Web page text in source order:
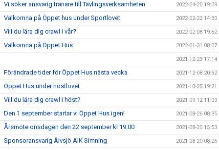
Vi söker ansvarig tränare till Tävlingsverksamheten 2022-04-20 19:09
Välkomna på Öppet hus under Sportlovet 2022-02-22 14:30
Vill du lära dig crawl i vår? 2022-02-08 19:52
Välkomna på Öppet Hus 2022-01-31 08:07
2021-12-23 17:14
Förändrade tider för Öppet Hus nästa vecka 2021-12-08 20:52
Öppet Hus under höstlovet 2021-10-25 19:21
Vill du lära dig crawl i höst? 2021-09-12 11:09
Den 1 september startar vi Öppet Hus igen! 2021-08-26 08:35
Årsmöte onsdagen den 22 september kl 19.00 2021-08-20 15:53
Sponsoransvarig Älvsjö AIK Simning 2021-08-20 08:26